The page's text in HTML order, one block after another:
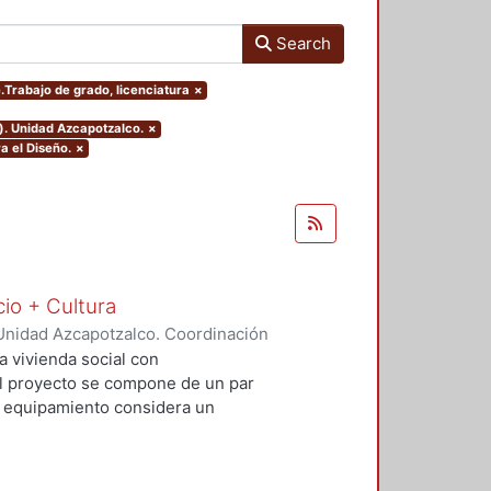
Search
de grado, licenciatura ×
Unidad Azcapotzalco. ×
el Diseño. ×
+ Cultura
Azcapotzalco. Coordinación
Yesenia; Salvador Ramírez,
vivienda social con
proyecto se compone de un par
considera un